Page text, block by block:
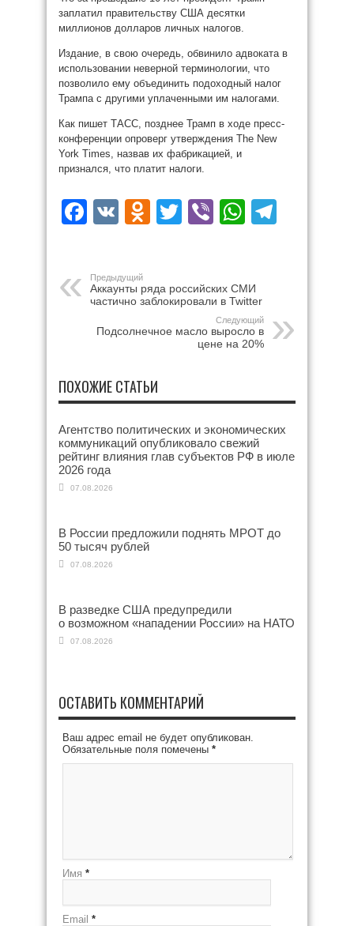
заплатил правительству США десятки
миллионов долларов личных налогов.
Издание, в свою очередь, обвинило адвоката в
использовании неверной терминологии, что
позволило ему объединить подоходный налог
Трампа с другими уплаченными им налогами.
Как пишет ТАСС, позднее Трамп в ходе пресс-
конференции опроверг утверждения The New
York Times, назвав их фабрикацией, и
признался, что платит налоги.
Facebook
VK Odnoklassniki
Twitter
Viber
Предыдущий
Аккаунты ряда российских СМИ
частично заблокировали в Twitter
Следующий
Подсолнечное масло выросло в
цене на 20%
ПОХОЖИЕ СТАТЬИ
Агентство политических и экономических
коммуникаций опубликовало свежий
рейтинг влияния глав субъектов РФ в июле
2026 года
07.08.2026
В России предложили поднять МРОТ до
50 тысяч рублей
07.08.2026
В разведке США предупредили
о возможном «нападении России» на НАТО
07.08.2026
ОСТАВИТЬ КОММЕНТАРИЙ
Ваш адрес email не будет опубликован.
Обязательные поля помечены *
Имя *
Email *